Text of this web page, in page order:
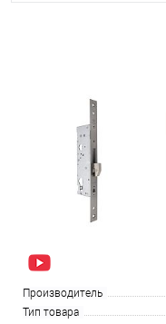
Производитель
Тип товара